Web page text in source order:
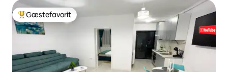
Bedste gæstefavorit
Gæstefavorit